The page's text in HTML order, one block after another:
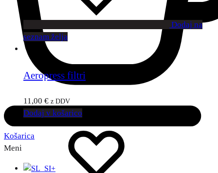
Košarica
Meni
+
Dodaj na
seznam želja
Aeropress filtri
11,00 € z DDV
Dodaj v košarico